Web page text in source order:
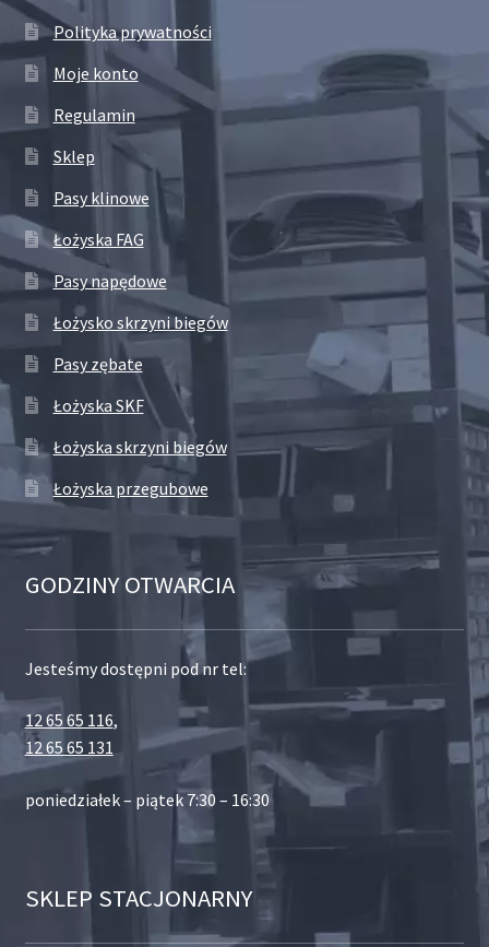
Polityka prywatności
Moje konto
Regulamin
Sklep
Pasy klinowe
Łożyska FAG
Pasy napędowe
Łożysko skrzyni biegów
Pasy zębate
Łożyska SKF
Łożyska skrzyni biegów
Łożyska przegubowe
GODZINY OTWARCIA
Jesteśmy dostępni pod nr tel:
12 65 65 116,
12 65 65 131
poniedziałek – piątek 7:30 – 16:30
SKLEP STACJONARNY